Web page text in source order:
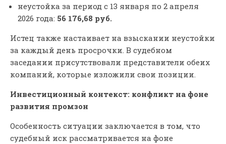
неустойка за период с 13 января по 2 апреля
2026 года: 56 176,68 руб.
Истец также настаивает на взыскании неустойки
за каждый день просрочки. В судебном
заседании присутствовали представители обеих
компаний, которые изложили свои позиции.
Инвестиционный контекст: конфликт на фоне
развития промзон
Особенность ситуации заключается в том, что
судебный иск рассматривается на фоне